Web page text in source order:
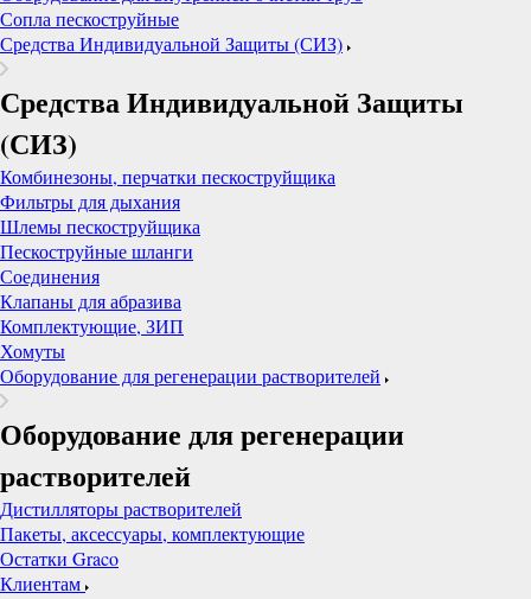
Сопла пескоструйные
Средства Индивидуальной Защиты (СИЗ)
Средства Индивидуальной Защиты
(СИЗ)
Комбинезоны, перчатки пескоструйщика
Фильтры для дыхания
Шлемы пескоструйщика
Пескоструйные шланги
Соединения
Клапаны для абразива
Комплектующие, ЗИП
Хомуты
Оборудование для регенерации растворителей
Оборудование для регенерации
растворителей
Дистилляторы растворителей
Пакеты, аксессуары, комплектующие
Остатки Graco
Клиентам